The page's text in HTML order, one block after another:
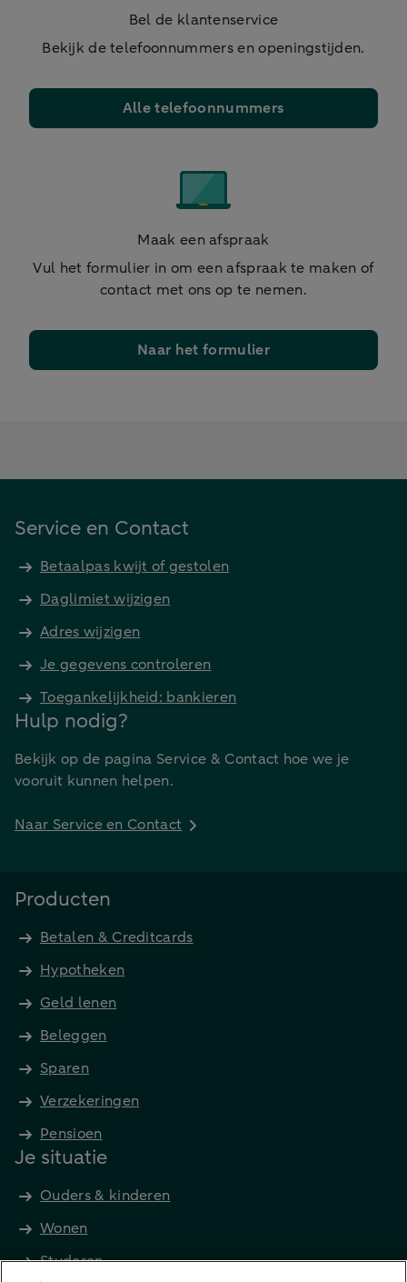
Bel de klantenservice
Bekijk de telefoonnummers en openingstijden.
Alle telefoonnummers
Maak een afspraak
Vul het formulier in om een afspraak te maken of
contact met ons op te nemen.
Naar het formulier
Service en Contact
Betaalpas kwijt of gestolen
Daglimiet wijzigen
Adres wijzigen
Je gegevens controleren
Toegankelijkheid: bankieren
Hulp nodig?
Bekijk op de pagina Service & Contact hoe we je
vooruit kunnen helpen.
Naar Service en Contact
Producten
Betalen & Creditcards
Hypotheken
Geld lenen
Beleggen
Sparen
Verzekeringen
Pensioen
Je situatie
Ouders & kinderen
Wonen
Studeren